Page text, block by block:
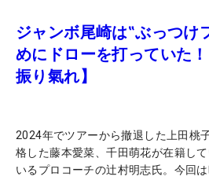
ジャンボ尾崎は‟ぶっつけ
めにドローを打っていた
振り氣れ】
2024年でツアーから撤退した上田桃
格した藤本愛菜、千田萌花が在籍し
いるプロコーチの辻村明志氏。今回